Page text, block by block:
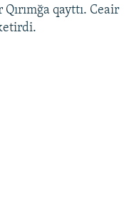
Qırımğa qayttı. Ceair